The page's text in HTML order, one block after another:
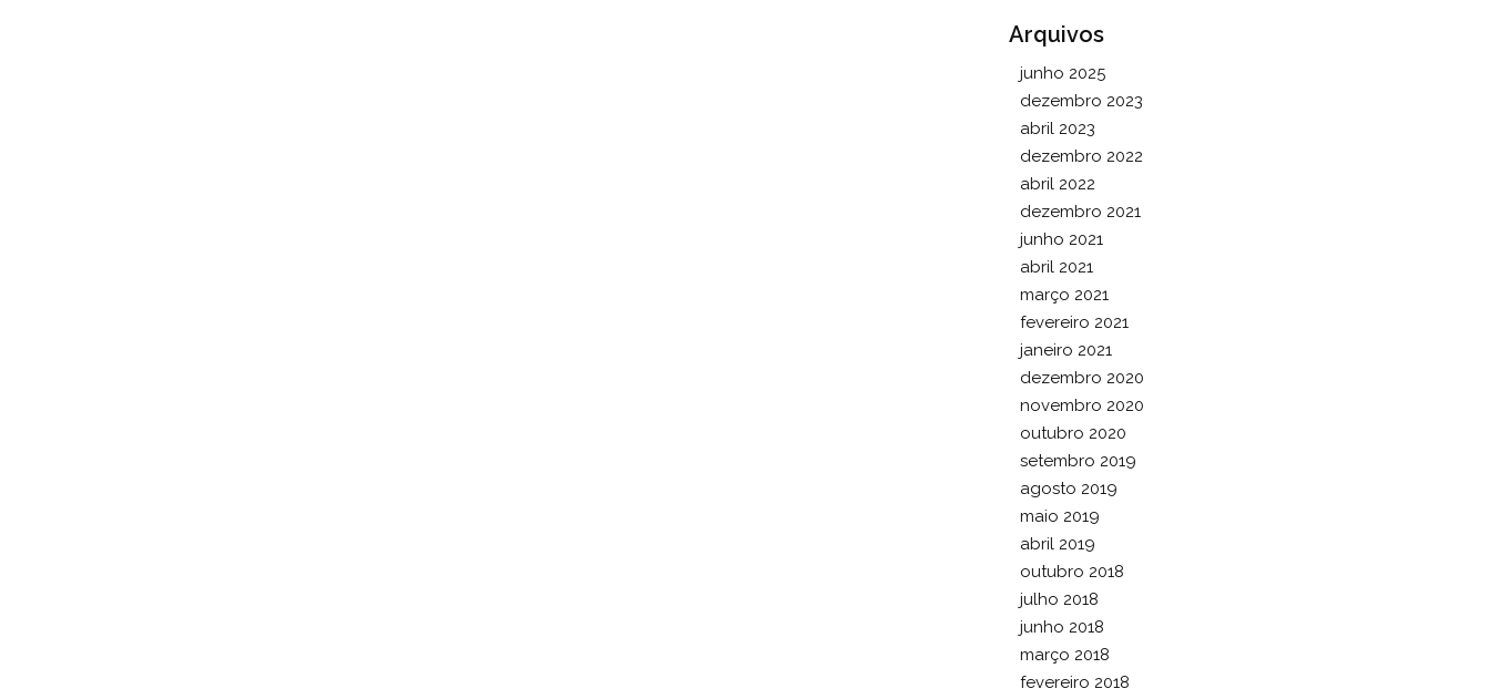
Arquivos
junho 2025
dezembro 2023
abril 2023
dezembro 2022
abril 2022
dezembro 2021
junho 2021
abril 2021
março 2021
fevereiro 2021
janeiro 2021
dezembro 2020
novembro 2020
outubro 2020
setembro 2019
agosto 2019
maio 2019
abril 2019
outubro 2018
julho 2018
junho 2018
março 2018
fevereiro 2018